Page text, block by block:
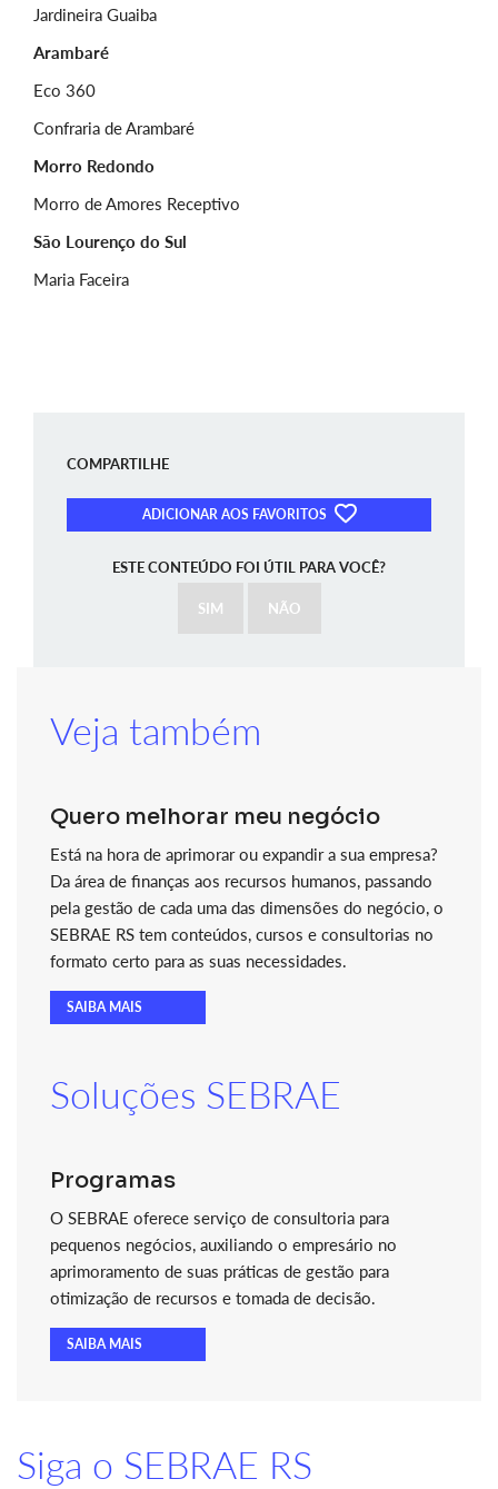
Jardineira Guaiba
Arambaré
Eco 360
Confraria de Arambaré
Morro Redondo
Morro de Amores Receptivo
São Lourenço do Sul
Maria Faceira
COMPARTILHE
ADICIONAR AOS FAVORITOS
ESTE CONTEÚDO FOI ÚTIL PARA VOCÊ?
SIM NÃO
Veja também
Quero melhorar meu negócio
Está na hora de aprimorar ou expandir a sua empresa?
Da área de finanças aos recursos humanos, passando
pela gestão de cada uma das dimensões do negócio, o
SEBRAE RS tem conteúdos, cursos e consultorias no
formato certo para as suas necessidades.
SAIBA MAIS
Soluções SEBRAE
Programas
O SEBRAE oferece serviço de consultoria para
pequenos negócios, auxiliando o empresário no
aprimoramento de suas práticas de gestão para
otimização de recursos e tomada de decisão.
SAIBA MAIS
Siga o SEBRAE RS